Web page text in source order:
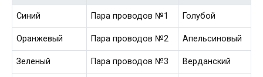
Синий Пара проводов №1 Голубой
Оранжевый Пара проводов №2 Апельсиновый
Зеленый Пара проводов №3 Верданский